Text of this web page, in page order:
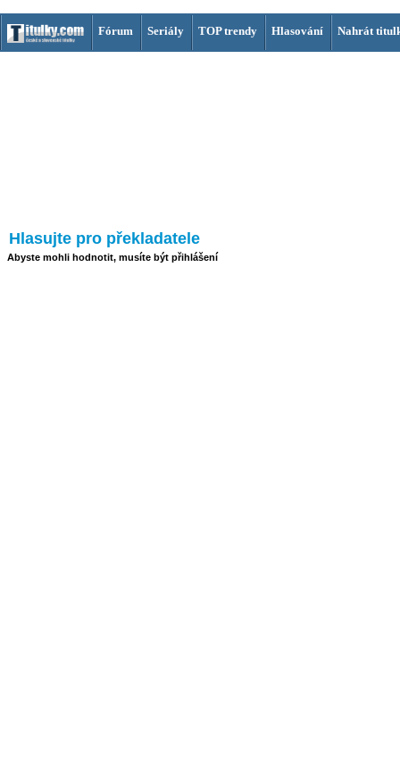
Fórum Seriály TOP trendy Hlasování Nahrát
Hlasujte pro překladatele
Abyste mohli hodnotit, musíte být přihlášení